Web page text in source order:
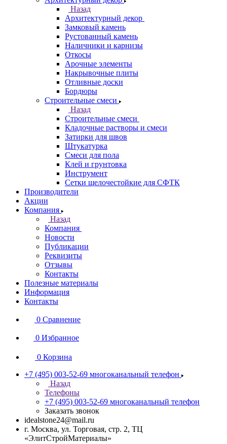
Назад
Архитектурный декор
Замковый камень
Рустованный камень
Наличники и карнизы
Откосы
Арочные элементы
Накрывочные плиты
Отливные доски
Бордюры
Строительные смеси
Назад
Строительные смеси
Кладочные растворы и смеси
Затирки для швов
Штукатурка
Смеси для пола
Клей и грунтовка
Инструмент
Сетки щелочестойкие для СФТК
Производители
Акции
Компания
Назад
Компания
Новости
Публикации
Реквизиты
Отзывы
Контакты
Полезные материалы
Информация
Контакты
0 Сравнение
0 Избранное
0 Корзина
+7 (495) 003-52-69 многоканальный телефон
Назад
Телефоны
+7 (495) 003-52-69 многоканальный телефон
Заказать звонок
idealstone24@mail.ru
г. Москва, ул. Торговая, стр. 2, ТЦ
«ЭлитСтройМатериалы»